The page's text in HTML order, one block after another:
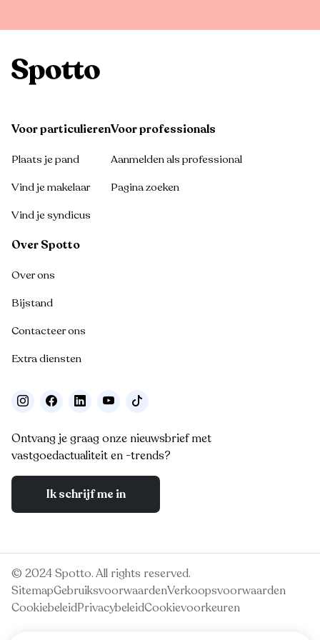
Voor particulieren
Plaats je pand
Vind je makelaar
Vind je syndicus
Voor professionals
Aanmelden als professional
Pagina zoeken
Over Spotto
Over ons
Bijstand
Contacteer ons
Extra diensten
Ontvang je graag onze nieuwsbrief met
vastgoedactualiteit en -trends?
Ik schrijf me in
© 2024 Spotto. All rights reserved.
SitemapGebruiksvoorwaardenVerkoopsvoorwaarden
CookiebeleidPrivacybeleidCookievoorkeuren